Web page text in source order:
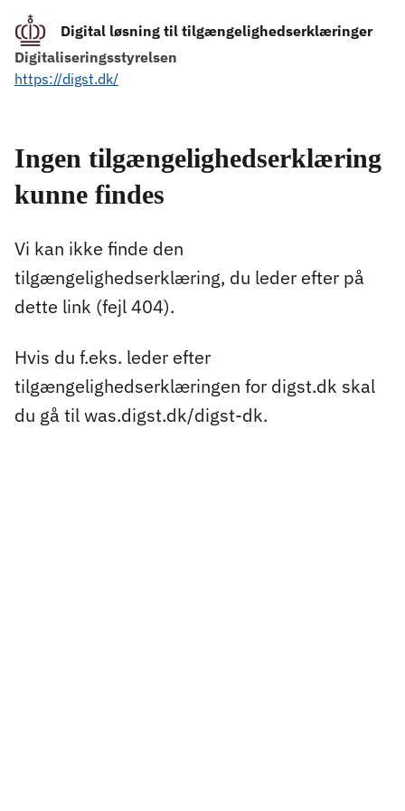
Digital løsning til tilgængelighedserklæringer
Digitaliseringsstyrelsen
https://digst.dk/
Ingen tilgængelighedserklæring
kunne findes
Vi kan ikke finde den
tilgængelighedserklæring, du leder efter på
dette link (fejl 404).
Hvis du f.eks. leder efter
tilgængelighedserklæringen for digst.dk skal
du gå til was.digst.dk/digst-dk.